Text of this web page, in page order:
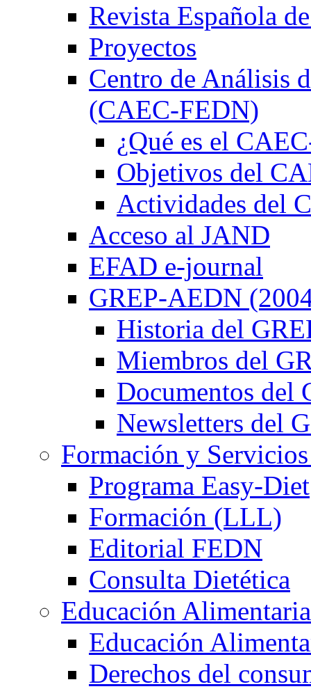
Revista Española
Proyectos
Centro de Análisis
(CAEC-FEDN)
¿Qué es el
Objetivos del
Actividades del
Acceso al JAND
EFAD e-journal
GREP-AEDN
Historia del
Miembros del
Documentos del
Newsletters del
Formación y
Programa Easy-Diet
Formación (LLL)
Editorial FEDN
Consulta Dietética
Educación Alimentaria
Educación
Derechos del